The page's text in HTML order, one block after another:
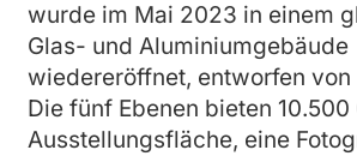
wurde im Mai 2023 in einem
Glas- und Aluminiumgebäude
wiedereröffnet, entworfen von
Die fünf Ebenen bieten
Ausstellungsfläche, eine